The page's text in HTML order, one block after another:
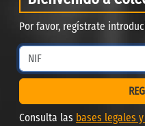
Por favor, regístrate
Consulta las bases legales